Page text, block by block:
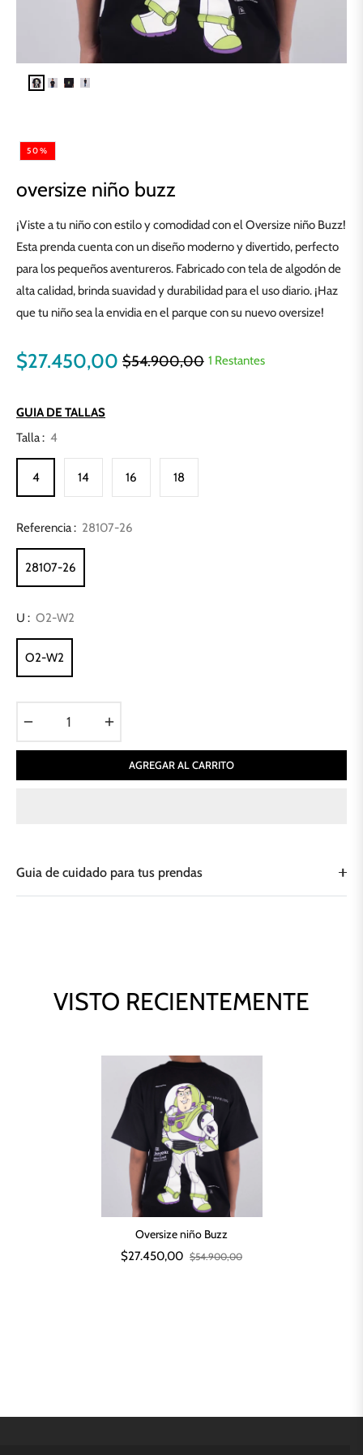
50%
oversize niño buzz
¡Viste a tu niño con estilo y comodidad con el Oversize niño Buzz!
Esta prenda cuenta con un diseño moderno y divertido, perfecto
para los pequeños aventureros. Fabricado con tela de algodón de
alta calidad, brinda suavidad y durabilidad para el uso diario. ¡Haz
que tu niño sea la envidia en el parque con su nuevo oversize!
$27.450,00 Precio
$54.900,00 1 Restantes
GUIA DE TALLAS
Talla : 4
4 14 16 18
Referencia : 28107-26
28107-26
U : O2-W2
O2-W2
AGREGAR AL CARRITO
Guia de cuidado para tus prendas
VISTO RECIENTEMENTE
Oversize niño Buzz
$27.450,00 $54.900,00